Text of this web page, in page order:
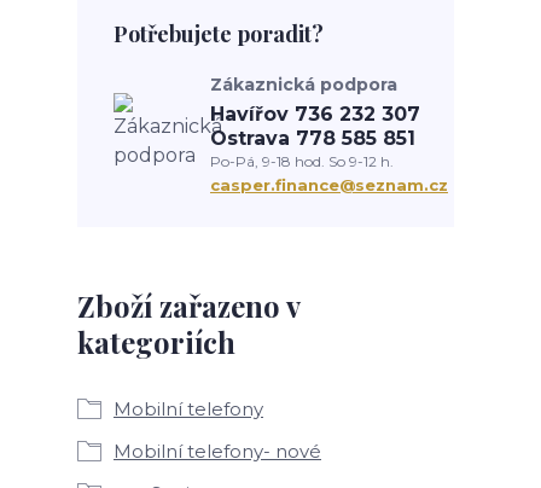
Zboží zařazeno v
kategoriích
Mobilní telefony
Mobilní telefony- nové
Potřebujete poradit?
Zákaznická podpora
Havířov 736 232 307
Ostrava 778 585 851
Po-Pá, 9-18 hod. So 9-12 h.
casper.finance@seznam.cz